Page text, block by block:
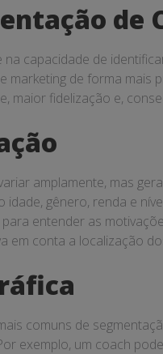
de
capacidade de
de forma
maior fidelização e,
amplamente, mas
gênero, renda e
entender as
em conta a localização
comuns de
exemplo, um coach